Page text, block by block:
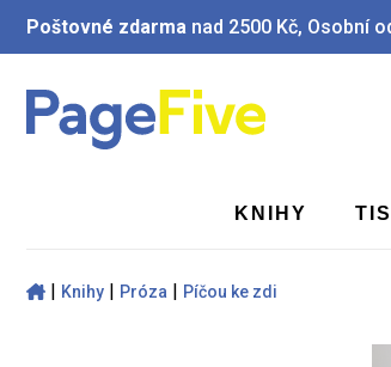
Poštovné zdarma nad 2500 Kč, Osobní
KNIHY
| Knihy| Próza| Píčou ke zdi